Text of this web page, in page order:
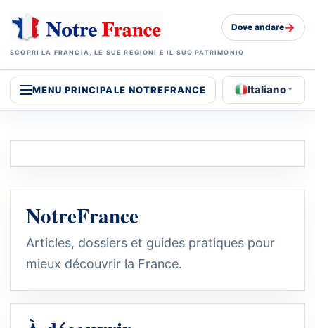
SCOPRI LA FRANCIA, LE SUE REGIONI E IL SUO PATRIMONIO
Dove andare→
MENU PRINCIPALE NOTREFRANCE Italiano
NotreFrance
Articles, dossiers et guides pratiques pour
mieux découvrir la France.